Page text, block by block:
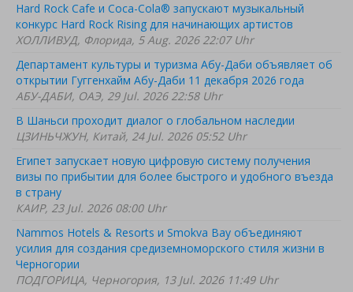
Hard Rock Cafe и Coca-Cola® запускают музыкальный
конкурс Hard Rock Rising для начинающих артистов
ХОЛЛИВУД, Флорида, 5 Aug. 2026 22:07 Uhr
Департамент культуры и туризма Абу-Даби объявляет об
открытии Гуггенхайм Абу-Даби 11 декабря 2026 года
АБУ-ДАБИ, ОАЭ, 29 Jul. 2026 22:58 Uhr
В Шаньси проходит диалог о глобальном наследии
ЦЗИНЬЧЖУН, Китай, 24 Jul. 2026 05:52 Uhr
Египет запускает новую цифровую систему получения
визы по прибытии для более быстрого и удобного въезда
в страну
КАИР, 23 Jul. 2026 08:00 Uhr
Nammos Hotels & Resorts и Smokva Bay объединяют
усилия для создания средиземноморского стиля жизни в
Черногории
ПОДГОРИЦА, Черногория, 13 Jul. 2026 11:49 Uhr